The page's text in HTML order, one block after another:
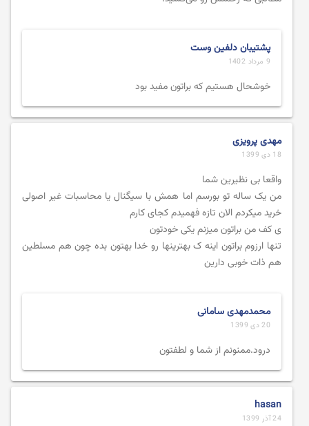
پشتیبان دلفین وست
9 مرداد 1402
خوشحال هستیم که براتون مفید بود
مهدی پرویزی
18 دی 1399
واقعا بی نظیرین شما
من یک ساله تو بورسم اما همش با سیگنال یا محاسبات غیر اصولی
خرید میکردم الان تازه فهمیدم کجای کارم
ی کف من براتون میزنم یکی خودتون
تنها ارزوم براتون اینه ک بهترینها رو خدا بهتون بده چون هم مسلطین
هم ذات خوبی دارین
محمدمهدی سامانی
20 دی 1399
درود.ممنونم از شما و لطفتون
hasan
24 آذر 1399